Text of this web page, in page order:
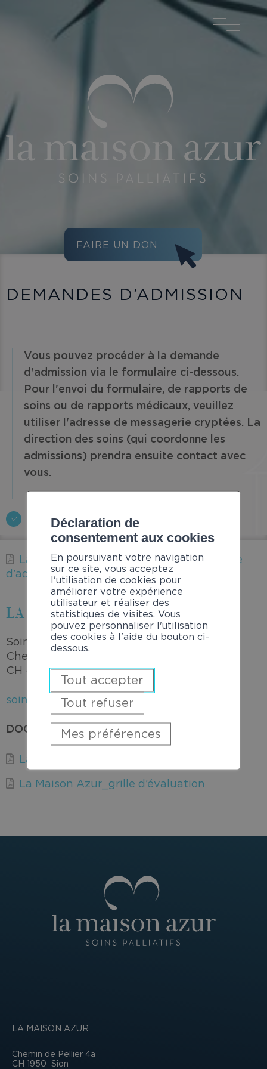
FAIRE UN DON
DEMANDES D’ADMISSION
Vous pouvez procéder à la demande
d'admission via le formulaire ci-dessous.
Pour l'envoi du formulaire, de rapports de
soins ou de rapports médicaux, veuillez
utiliser l'adresse de messagerie cryptées. La
direction des soins (qui coordonne les
admissions) prendra ensuite contact avec
vous.
La Maison Azur – Formulaire de demande
d’admission
LA MAISON AZUR
Soins Palliatifs
Chemin de Pellier 4A
CH – 1950 Sion
soins.lamaison-azur@hin.ch
DOCUMENTS PRATIQUES
La Maison Azur_critères d’admission
La Maison Azur_grille d’évaluation
LA MAISON AZUR
Chemin de Pellier 4a
CH 1950
Sion
Déclaration de
consentement aux cookies
En poursuivant votre navigation
sur ce site, vous acceptez
l'utilisation de cookies pour
améliorer votre expérience
utilisateur et réaliser des
statistiques de visites. Vous
pouvez personnaliser l'utilisation
des cookies à l'aide du bouton ci-
dessous.
Tout accepter
Tout refuser
Mes préférences